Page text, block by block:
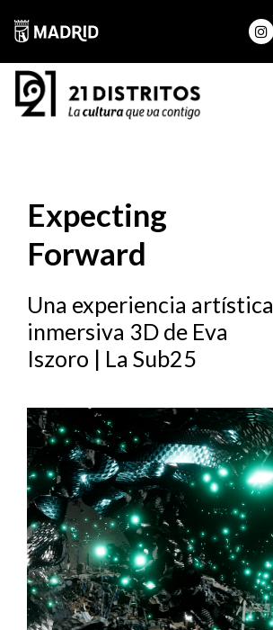
Expecting
Forward
Una experiencia artística
inmersiva 3D de Eva
Iszoro | La Sub25